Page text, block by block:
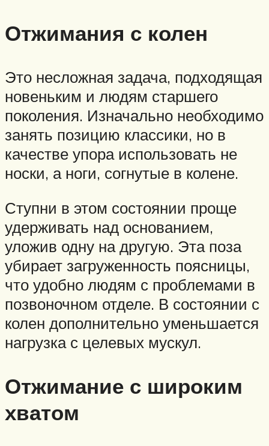
Отжимания с колен
Это несложная задача, подходящая
новеньким и людям старшего
поколения. Изначально необходимо
занять позицию классики, но в
качестве упора использовать не
носки, а ноги, согнутые в колене.
Ступни в этом состоянии проще
удерживать над основанием,
уложив одну на другую. Эта поза
убирает загруженность поясницы,
что удобно людям с проблемами в
позвоночном отделе. В состоянии с
колен дополнительно уменьшается
нагрузка с целевых мускул.
Отжимание с широким
хватом